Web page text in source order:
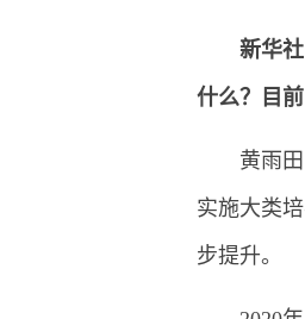
新华
什么？目
黄雨
实施大类
步提升。